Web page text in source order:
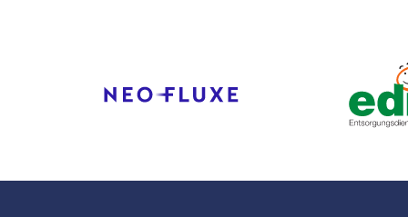
KONTAKT